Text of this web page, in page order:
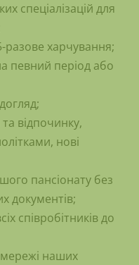
спеціалізацій для
разове харчування;
певний період або
та відпочинку,
нові
пансіонату без
документів;
співробітників до
мережі наших